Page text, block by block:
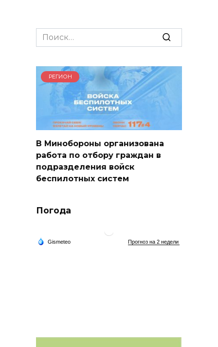
Search
for:
РЕГИОН
В Минобороны организована
работа по отбору граждан в
подразделения войск
беспилотных систем
Погода